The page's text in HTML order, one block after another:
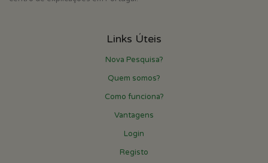
Links Úteis
Nova Pesquisa?
Quem somos?
Como funciona?
Vantagens
Login
Registo